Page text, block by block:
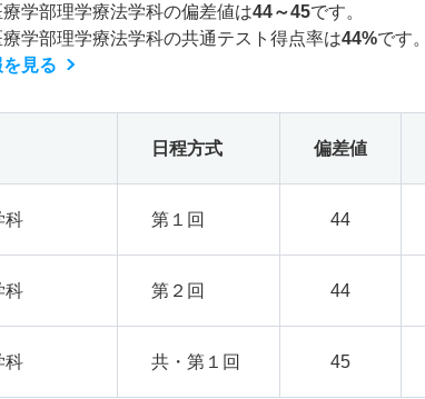
学部理学療法学科の偏差値は44～45です。
学部理学療法学科の共通テスト得点率は44%です。
見る
日程方式 偏差値
科 第１回 44
科 第２回 44
科 共・第１回 45